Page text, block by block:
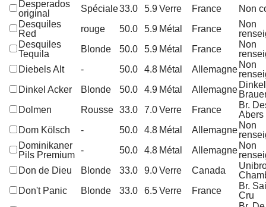
Desperados
original
Spéciale33.0 5.9Verre France
Non
Desquiles
Red
rouge 50.0 5.9 Métal France
Non
Desquiles
Tequila
Blonde 50.0 5.9 Métal France
Non
Diebels Alt
- 50.0 4.8 Métal Allemagne Non
Dinkel Acker
Blonde 50.0 4.9 Métal Allemagne
Dolmen
Rousse 33.0 7.0Verre France
Br.
Abers
Dom Kölsch
- 50.0 4.8 Métal Allemagne Non
Dominikaner
Pils Premium - 50.0 4.8 Métal Allemagne Non
Don de Dieu
Blonde 33.0 9.0Verre Canada
Don't Panic
Blonde 33.0 6.5Verre France
Br.
Cru